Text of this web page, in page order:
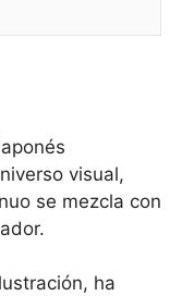
visual,
se mezcla con
ha